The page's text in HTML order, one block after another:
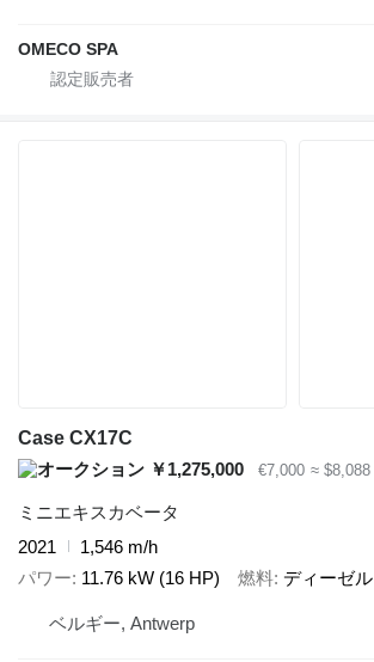
OMECO SPA
Case CX17C
￥1,275,000
€7,000 ≈ $8,088
ミニエキスカベータ
2021
1,546 m/h
パワー 11.76 kW (16 HP) 燃料 ディーゼル
ベルギー, Antwerp